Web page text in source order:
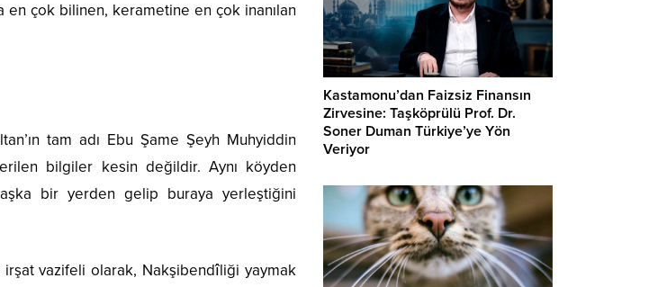
en çok bilinen, kerametine en çok inanılan
tam adı Ebu Şame Şeyh Muhyiddin
bilgiler kesin değildir. Aynı köyden
bir yerden gelip buraya yerleştiğini
vazifeli olarak, Nakşibendîliği yaymak
Kastamonu’dan Faizsiz Finansın
Zirvesine: Taşköprülü Prof. Dr.
Soner Duman Türkiye’ye Yön
Veriyor